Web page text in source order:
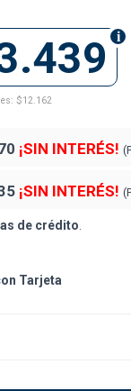
$12.162
¡SIN INTERÉS!
¡SIN INTERÉS!
de crédito
Tarjeta